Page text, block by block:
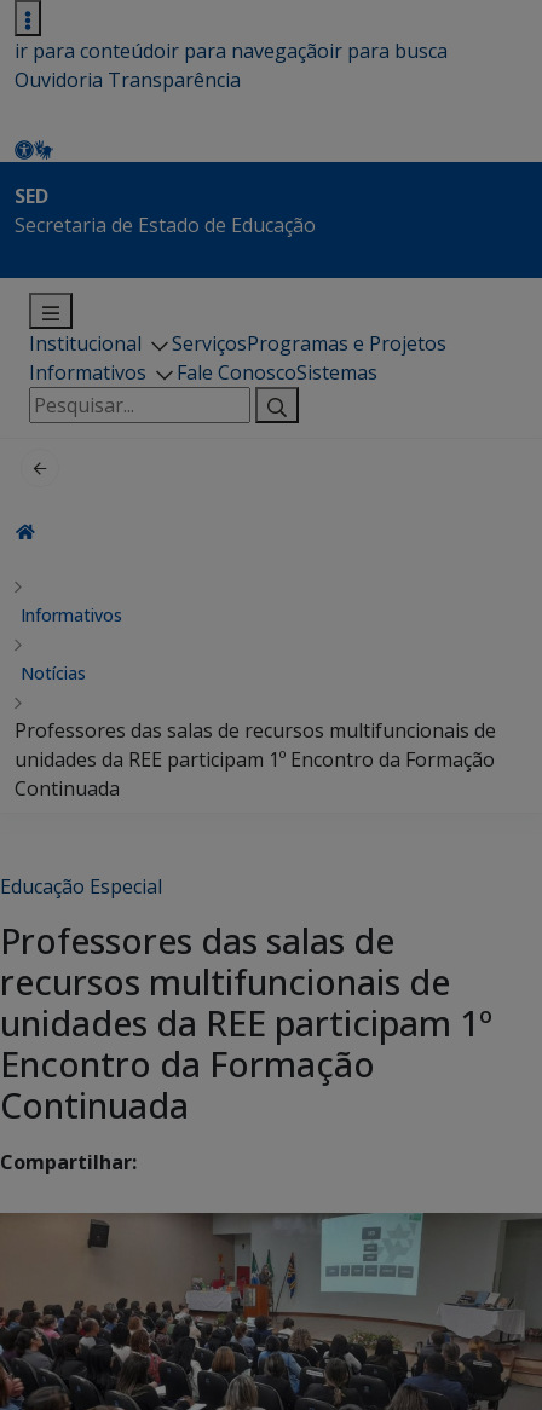
ir para conteúdoir para navegaçãoir para busca
Ouvidoria Transparência
SED
Secretaria de Estado de Educação
Institucional ServiçosProgramas e Projetos
Informativos
Fale ConoscoSistemas
Pesquisar
por:
Informativos
Notícias
Professores das salas de recursos multifuncionais de
unidades da REE participam 1º Encontro da Formação
Continuada
Educação Especial
Professores das salas de
recursos multifuncionais de
unidades da REE participam 1º
Encontro da Formação
Continuada
Compartilhar: